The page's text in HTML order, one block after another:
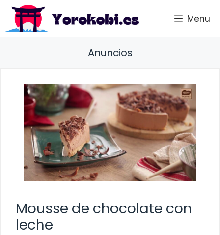
Saltar
contenido
Menu
Anuncios
Mousse de chocolate con
leche